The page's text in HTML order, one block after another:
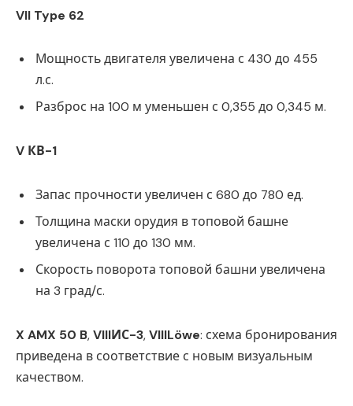
VII Type 62
Мощность двигателя увеличена с 430 до 455
л.с.
Разброс на 100 м уменьшен с 0,355 до 0,345 м.
V КВ-1
Запас прочности увеличен с 680 до 780 ед.
Толщина маски орудия в топовой башне
увеличена с 110 до 130 мм.
Скорость поворота топовой башни увеличена
на 3 град/с.
X AMX 50 B,VIIIИС-3,VIIILöwe: схема бронирования
приведена в соответствие с новым визуальным
качеством.